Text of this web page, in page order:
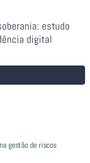
estudo
digital
gestão de riscos